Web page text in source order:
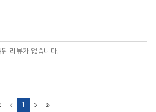
된 리뷰가 없습니다.
1